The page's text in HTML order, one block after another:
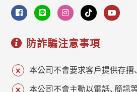
防詐騙注意事項
本公司不會要求客戶提供存摺
本公司不會主動以電話、簡訊